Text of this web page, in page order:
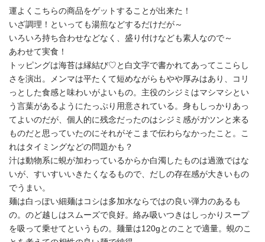
運よくこちらの商品をゲットすることが出来た！
いざ調理！といっても湯煎などするだけだが～
いろいろ持ち合わせなどなく、盛り付けなども素人なので～
あわせて実食！
トッピングは海苔は縁結び♡と白文字で書かれてあってここらし
さを演出。メンマは平たくて短めながらもやや厚みはあり、コリ
っとした食感と味わいがよいもの。主役のシジミはマシマシとい
う言葉があるようにたっぷり用意されている。身もしっかりあっ
てよいのだが、個人的に残念だったのはシジミ感がガツンと来る
ものだと思っていたのにそれがそこまで伝わらなかったこと。こ
れはタイミングなどの問題かも？
汁は動物系に蜆が加わっているからか白濁したものは過激ではな
いが、すいすいいきたくなるもので、だしの存在感が大きいもの
でうまい。
麺は白っぽい細麺はコシは多加水ならではの良い弾力のあるも
の。のど越しはスムーズで良好。絡み吸いつきはしっかりスープ
を吸って乗せてというもの。麺量は120gとのことで適量。蜆のこ